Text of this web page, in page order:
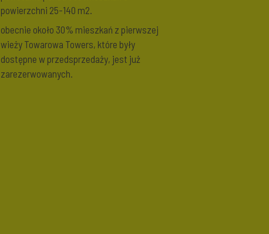
powierzchni 25-140 m2.
obecnie około 30% mieszkań z pierwszej
wieży Towarowa Towers, które były
dostępne w przedsprzedaży, jest już
zarezerwowanych.